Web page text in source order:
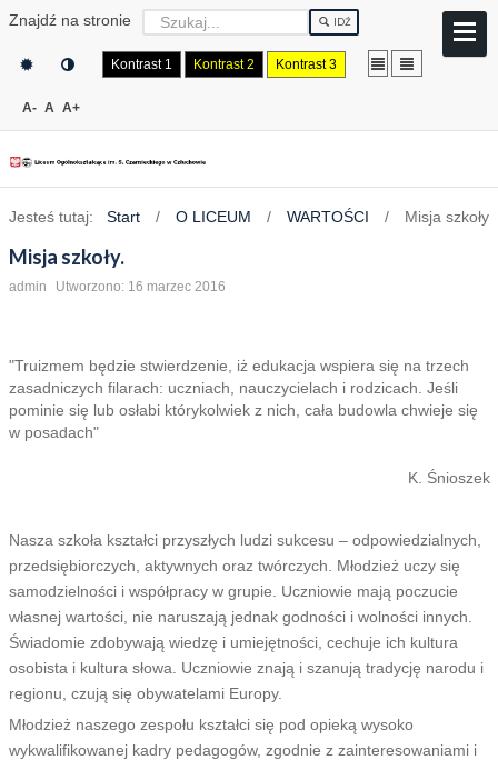
Znajdź na stronie IDŹ
Kontrast 1 Kontrast 2 Kontrast 3
A- A A+
Jesteś tutaj: Start / O LICEUM / WARTOŚCI / Misja szkoły
Misja szkoły.
admin Utworzono: 16 marzec 2016
"Truizmem będzie stwierdzenie, iż edukacja wspiera się na trzech
zasadniczych filarach: uczniach, nauczycielach i rodzicach. Jeśli
pominie się lub osłabi którykolwiek z nich, cała budowla chwieje się
w posadach"
K. Śnioszek
Nasza szkoła kształci przyszłych ludzi sukcesu – odpowiedzialnych,
przedsiębiorczych, aktywnych oraz twórczych. Młodzież uczy się
samodzielności i współpracy w grupie. Uczniowie mają poczucie
własnej wartości, nie naruszają jednak godności i wolności innych.
Świadomie zdobywają wiedzę i umiejętności, cechuje ich kultura
osobista i kultura słowa. Uczniowie znają i szanują tradycję narodu i
regionu, czują się obywatelami Europy.
Młodzież naszego zespołu kształci się pod opieką wysoko
wykwalifikowanej kadry pedagogów, zgodnie z zainteresowaniami i